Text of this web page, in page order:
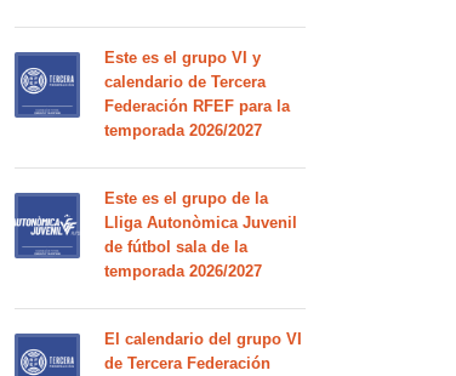
Este es el grupo VI y
calendario de Tercera
Federación RFEF para la
temporada 2026/2027
Este es el grupo de la
Lliga Autonòmica Juvenil
de fútbol sala de la
temporada 2026/2027
El calendario del grupo VI
de Tercera Federación